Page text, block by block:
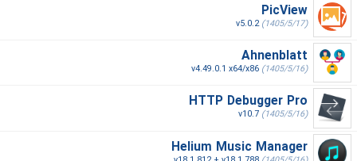
PicView
v5.0.2(1405/5/17)
Ahnenblatt
v4.49.0.1 x64/x86 (1405/5/16)
HTTP Debugger Pro
v10.7 (1405/5/16)
Helium Music Manager